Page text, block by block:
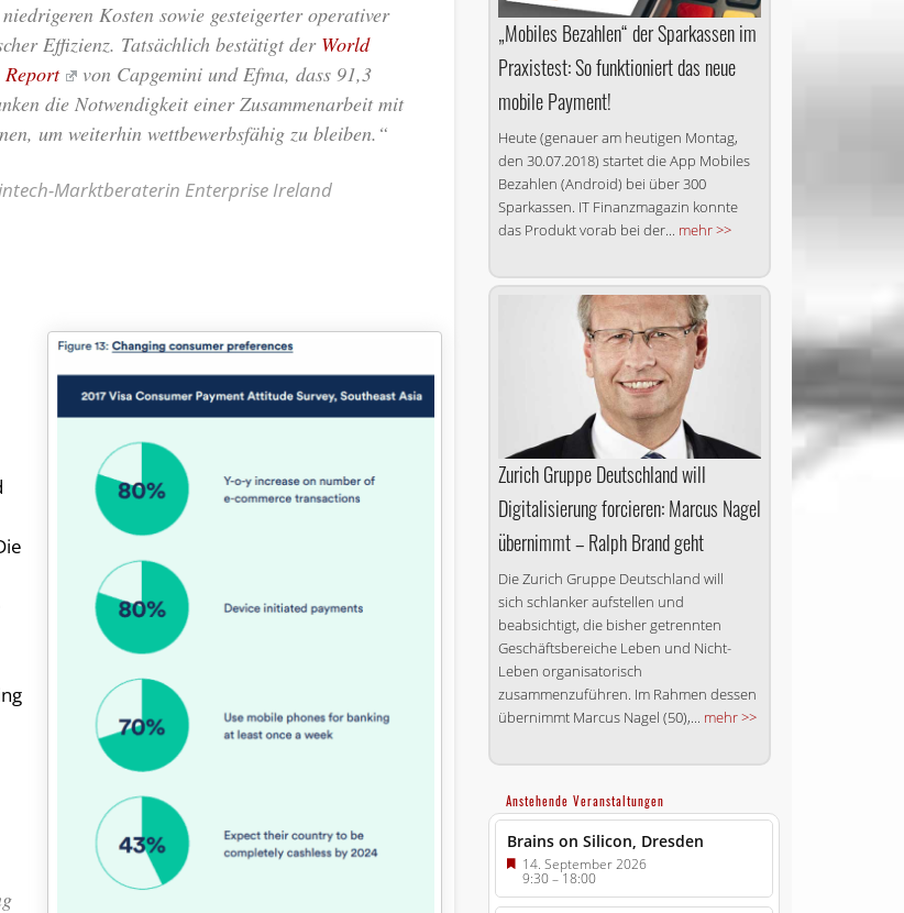
Kosten sowie gesteigerter operativer
Effizienz. Tatsächlich bestätigt der World
von Capgemini und Efma, dass 91,3
die Notwendigkeit einer Zusammenarbeit mit
um weiterhin wettbewerbsfähig zu bleiben.“
Marktberaterin Enterprise Ireland
„Mobiles Bezahlen“ der Sparkassen im
Praxistest: So funktioniert das neue
mobile Payment!
Heute (genauer am heutigen Montag,
den 30.07.2018) startet die App Mobiles
Bezahlen (Android) bei über 300
Sparkassen. IT Finanzmagazin konnte
das Produkt vorab bei der... mehr >>
Zurich Gruppe Deutschland will
Digitalisierung forcieren: Marcus Nagel
übernimmt – Ralph Brand geht
Die Zurich Gruppe Deutschland will
sich schlanker aufstellen und
beabsichtigt, die bisher getrennten
Geschäftsbereiche Leben und Nicht-
Leben organisatorisch
zusammenzuführen. Im Rahmen dessen
übernimmt Marcus Nagel (50),... mehr >>
Anstehende Veranstaltungen
Brains on Silicon, Dresden
14. September 2026
9:30–18:00